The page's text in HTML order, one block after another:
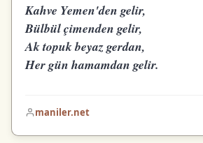
Kahve Yemen'den gelir,
Bülbül çimenden gelir,
Ak topuk beyaz gerdan,
Her gün hamamdan gelir.
maniler.net